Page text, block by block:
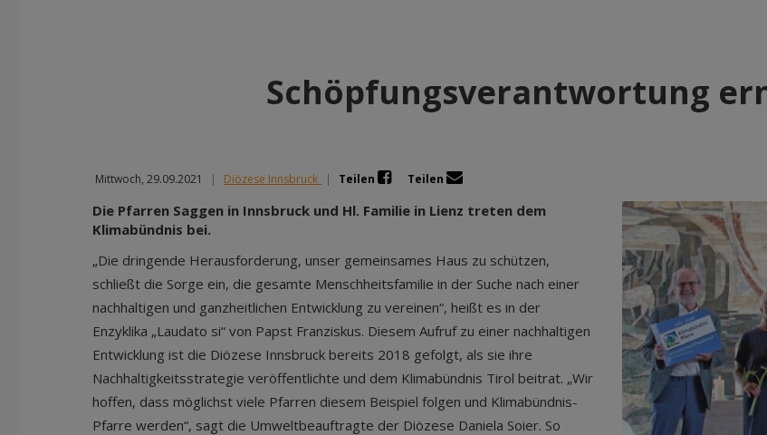
Schöpfungsverantwortung
Mittwoch, 29.09.2021 | Diözese Innsbruck | Teilen Teilen
Die Pfarren Saggen in Innsbruck und Hl. Familie in Lienz treten dem
Klimabündnis bei.
„Die dringende Herausforderung, unser gemeinsames Haus zu schützen,
schließt die Sorge ein, die gesamte Menschheitsfamilie in der Suche nach einer
nachhaltigen und ganzheitlichen Entwicklung zu vereinen“, heißt es in der
Enzyklika „Laudato si“ von Papst Franziskus. Diesem Aufruf zu einer nachhaltigen
Entwicklung ist die Diözese Innsbruck bereits 2018 gefolgt, als sie ihre
Nachhaltigkeitsstrategie veröffentlichte und dem Klimabündnis Tirol beitrat. „Wir
hoffen, dass möglichst viele Pfarren diesem Beispiel folgen und Klimabündnis-
Pfarre werden“, sagt die Umweltbeauftragte der Diözese Daniela Soier. So